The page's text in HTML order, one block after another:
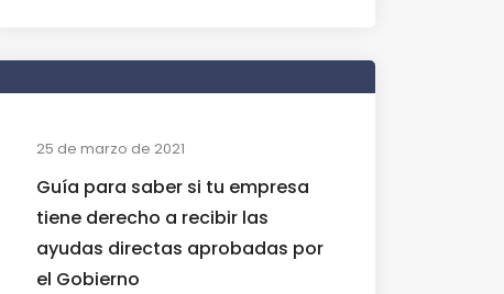
25 de marzo de 2021
Guía para saber si tu empresa
tiene derecho a recibir las
ayudas directas aprobadas por
el Gobierno